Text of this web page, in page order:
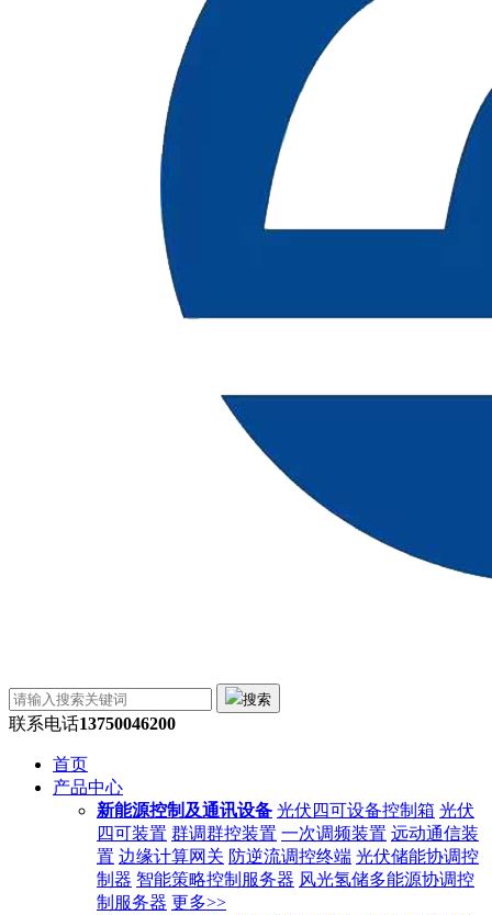
搜索
联系电话13750046200
首页
产品中心
新能源控制及通讯设备 光伏四可设备控制箱 光伏
四可装置 群调群控装置 一次调频装置 远动通信装
置 边缘计算网关 防逆流调控终端 光伏储能协调控
制器 智能策略控制服务器 风光氢储多能源协调控
制服务器 更多>>